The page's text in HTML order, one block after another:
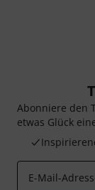
Abonniere den
etwas Glück
E-Mail-